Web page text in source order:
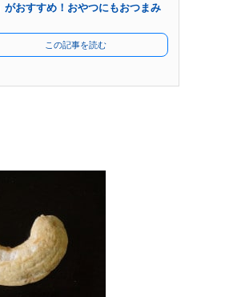
おすすめ！おやつにもおつまみ
この記事を読む